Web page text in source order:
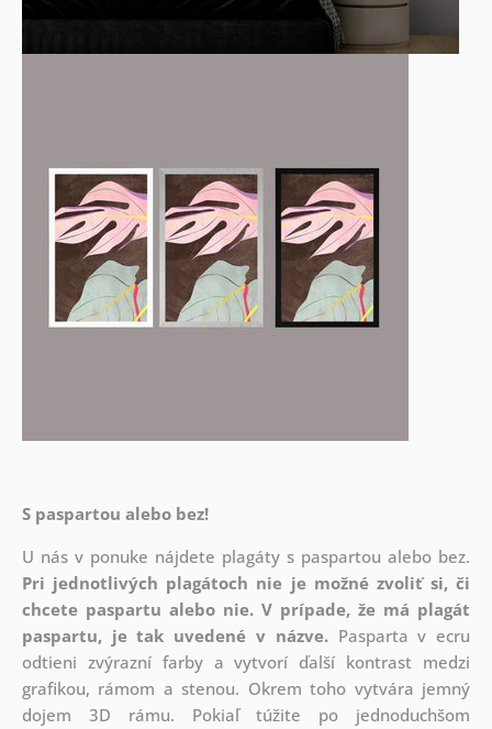
S paspartou alebo bez!
U nás v ponuke nájdete plagáty s paspartou alebo bez.
Pri jednotlivých plagátoch nie je možné zvoliť si, či
chcete paspartu alebo nie. V prípade, že má plagát
paspartu, je tak uvedené v názve.Pasparta v ecru
odtieni zvýrazní farby a vytvorí ďalší kontrast medzi
grafikou, rámom a stenou. Okrem toho vytvára jemný
dojem 3D rámu. Pokiaľ túžite po jednoduchšom